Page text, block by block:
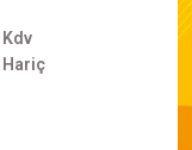
Kdv
Hariç